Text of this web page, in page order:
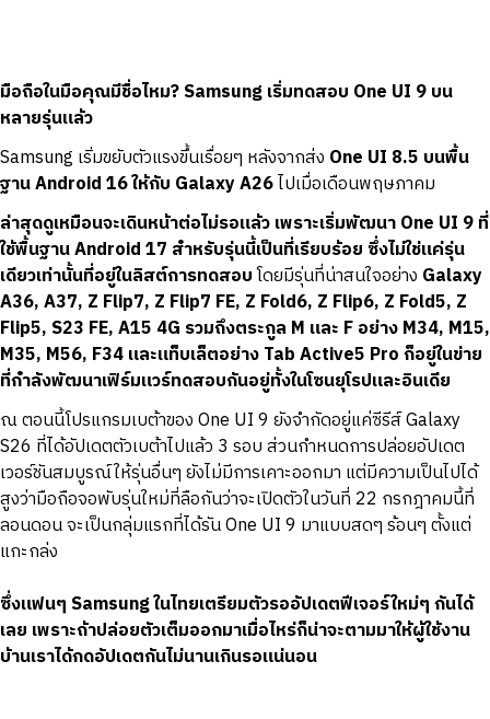
มือถือในมือคุณมีชื่อไหม? Samsung เริ่มทดสอบ One UI 9 บน
หลายรุ่นแล้ว
Samsung เริ่มขยับตัวแรงขึ้นเรื่อยๆ หลังจากส่ง One UI 8.5 บนพื้น
ฐาน Android 16 ให้กับ Galaxy A26ไปเมื่อเดือนพฤษภาคม
ล่าสุดดูเหมือนจะเดินหน้าต่อไม่รอแล้ว เพราะเริ่มพัฒนา One UI 9 ที่
ใช้พื้นฐาน Android 17 สำหรับรุ่นนี้เป็นที่เรียบร้อย ซึ่งไม่ใช่แค่รุ่น
เดียวเท่านั้นที่อยู่ในลิสต์การทดสอบโดยมีรุ่นที่น่าสนใจอย่าง Galaxy
A36, A37, Z Flip7, Z Flip7 FE, Z Fold6, Z Flip6, Z Fold5, Z
Flip5, S23 FE, A15 4G รวมถึงตระกูล M และ F อย่าง M34, M15,
M35, M56, F34 และแท็บเล็ตอย่าง Tab Active5 Proก็อยู่ในข่าย
ที่กำลังพัฒนาเฟิร์มแวร์ทดสอบกันอยู่ทั้งในโซนยุโรปและอินเดีย
ณ ตอนนี้โปรแกรมเบต้าของ One UI 9 ยังจำกัดอยู่แค่ซีรีส์ Galaxy
S26 ที่ได้อัปเดตตัวเบต้าไปแล้ว 3 รอบ ส่วนกำหนดการปล่อยอัปเดต
เวอร์ชันสมบูรณ์ให้รุ่นอื่นๆ ยังไม่มีการเคาะออกมา แต่มีความเป็นไปได้
สูงว่ามือถือจอพับรุ่นใหม่ที่ลือกันว่าจะเปิดตัวในวันที่ 22 กรกฎาคมนี้ที่
ลอนดอน จะเป็นกลุ่มแรกที่ได้รัน One UI 9 มาแบบสดๆ ร้อนๆ ตั้งแต่
แกะกล่ง
ซึ่งแฟนๆ Samsung ในไทยเตรียมตัวรออัปเดตฟีเจอร์ใหม่ๆ กันได้
เลย เพราะถ้าปล่อยตัวเต็มออกมาเมื่อไหร่ก็น่าจะตามมาให้ผู้ใช้งาน
บ้านเราได้กดอัปเดตกันไม่นานเกินรอแน่นอน